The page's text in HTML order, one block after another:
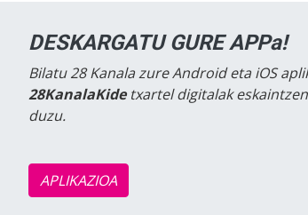
DESKARGATU GURE APPa!
Bilatu 28 Kanala zure Android eta iOS
28KanalaKidetxartel digitalak
duzu.
APLIKAZIOA